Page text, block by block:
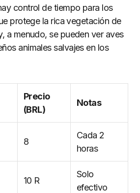
control de tiempo para los
protege la rica vegetación de
a menudo, se pueden ver aves
animales salvajes en los
Precio
(BRL)
Notas
8
Cada 2
horas
10 R
Solo
efectivo